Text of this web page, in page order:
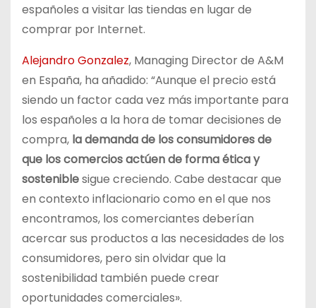
españoles a visitar las tiendas en lugar de
comprar por Internet.
Alejandro Gonzalez, Managing Director de A&M
en España, ha añadido: “Aunque el precio está
siendo un factor cada vez más importante para
los españoles a la hora de tomar decisiones de
compra, la demanda de los consumidores de
que los comercios actúen de forma ética y
sosteniblesigue creciendo. Cabe destacar que
en contexto inflacionario como en el que nos
encontramos, los comerciantes deberían
acercar sus productos a las necesidades de los
consumidores, pero sin olvidar que la
sostenibilidad también puede crear
oportunidades comerciales».